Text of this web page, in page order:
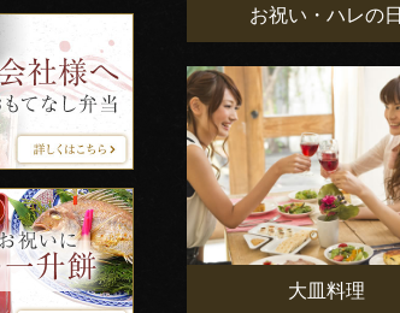
お祝い・ハレの日
大皿料理